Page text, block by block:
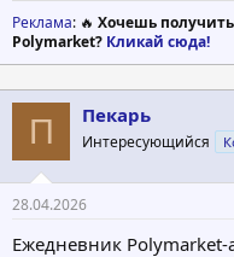
Реклама: 🔥 Хочешь
Polymarket? Кликай сюда!
П Пекарь
Интересующийся
28.04.2026
Ежедневник Polymarket-